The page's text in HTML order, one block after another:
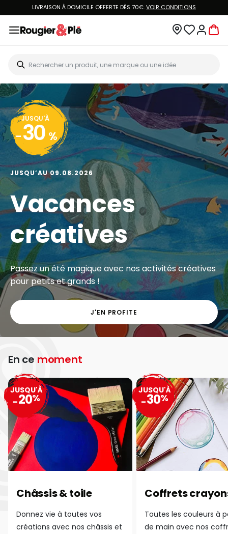
LIVRAISON À DOMICILE OFFERTE DÈS 70€.VOIR CONDITIONS
JUSQU'À
- 30 %
JUSQU’AU 09.08.2026
Vacances
créatives
Passez un été magique avec nos activités créatives
pour petits et grands !
J'EN PROFITE
En ce moment
Châssis & toile
Donnez vie à toutes vos
créations avec nos châssis et
JUSQU'À
-20%
Coffrets
Toutes les couleurs à
de main avec nos
JUSQU'À
-30%